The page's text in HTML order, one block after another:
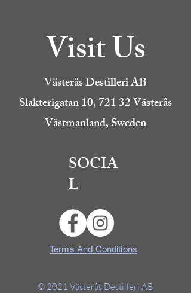
Visit Us
Västerås Destilleri AB
Slakterigatan 10, 721 32 Västerås
Västmanland, Sweden
SOCIA
L
Terms And Conditions
© 2021 Västerås Destilleri AB